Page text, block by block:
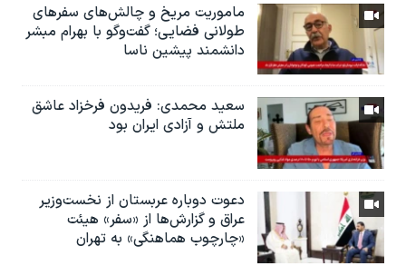
ماموریت مریخ و چالش‌های سفرهای
طولانی فضایی؛ گفت‌وگو با بهرام مبشر
دانشمند پیشین ناسا
سعید محمدی: فریدون فرخزاد عاشق
ملتش و آزادی ایران بود
دعوت دوباره عربستان از نخست‌وزیر
عراق و گزارش‌ها از «سفر» هیئت
«چارچوب هماهنگی» به تهران